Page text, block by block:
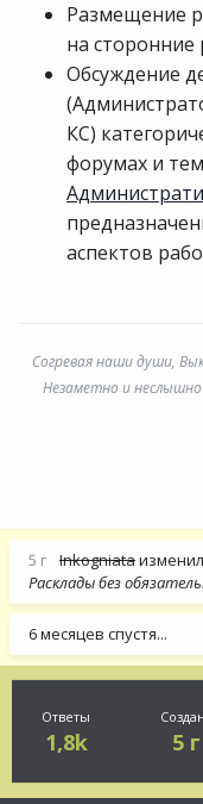
Размещение
на сторонние
Обсуждение
КС)
форумах и
аспектов
Согревая наши души,
Незаметно и
5 г Inkogniata
Расклады без
6 месяцев спустя...
Ответы
1,8k 5 г